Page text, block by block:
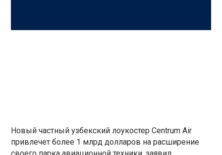
Новый частный узбекский лоукостер Centrum Air
привлечет более 1 млрд долларов на расширение